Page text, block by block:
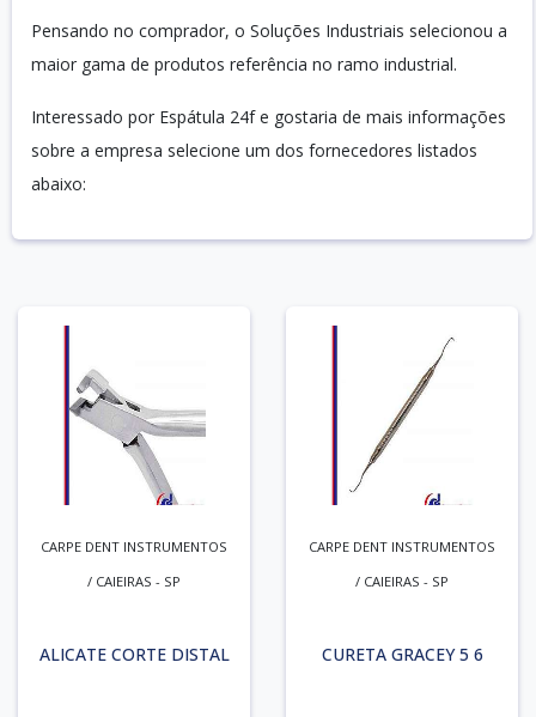
Pensando no comprador, o Soluções Industriais selecionou a
maior gama de produtos referência no ramo industrial.
Interessado por Espátula 24f e gostaria de mais informações
sobre a empresa selecione um dos fornecedores listados
abaixo:
CARPE DENT INSTRUMENTOS
/ CAIEIRAS - SP
ALICATE CORTE DISTAL
CARPE DENT INSTRUMENTOS
/ CAIEIRAS - SP
CURETA GRACEY 5 6